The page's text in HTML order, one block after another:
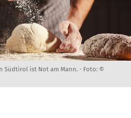
Südtirol ist Not am Mann. - Foto: ©